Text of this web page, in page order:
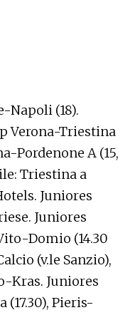
Napoli (18).
Verona-Triestina
Pordenone A (15,
Triestina a
Juniores
Juniores
Domio (14.30
(v.le Sanzio),
Kras. Juniores
Pieris-